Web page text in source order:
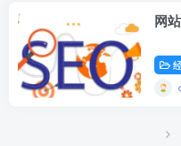
网